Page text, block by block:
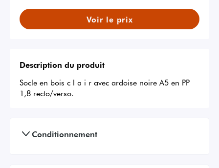
Voir le prix
Description du produit
Socle en bois c l a i r avec ardoise noire A5 en PP
1,8 recto/verso.
Conditionnement